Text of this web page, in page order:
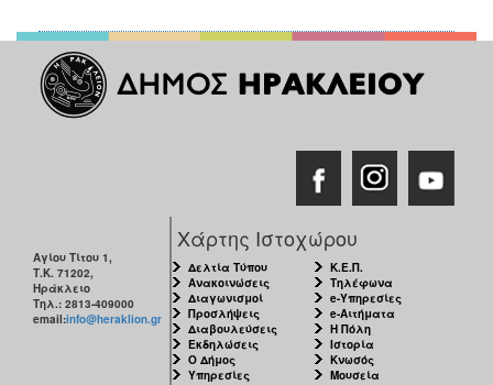
Αγίου Τίτου 1,
Τ.Κ. 71202,
Ηράκλειο
Τηλ.: 2813-409000
email:info@heraklion.gr
Χάρτης Ιστοχώρου
Δελτία Τύπου
Ανακοινώσεις
Διαγωνισμοί
Προσλήψεις
Διαβουλεύσεις
Εκδηλώσεις
Ο Δήμος
Υπηρεσίες
Κ.Ε.Π.
Τηλέφωνα
e-Υπηρεσίες
e-Αιτήματα
Η Πόλη
Ιστορία
Κνωσός
Μουσεία